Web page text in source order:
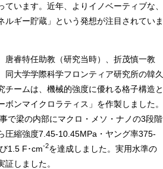
います。近年、よりイノベーティブな、
ギー貯蔵」という発想が注目されていま
睿特任助教（研究当時）、折茂慎一教
大学学際科学フロンティア研究所の韓久
ームは、機械的強度に優れる格子構造と
ンマイクロラティス」を作製しました。
で梁の内部にマクロ・メソ・ナノの3段階
圧縮強度7.45-10.45MPa・ヤング率375-
1.5 F･cm-2を達成しました。実用水準の
しました。